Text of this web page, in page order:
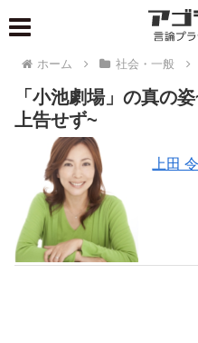
ホーム 社会・一般
「小池劇場」の真の
上告せず~
上田